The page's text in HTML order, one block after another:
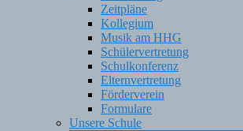
Zeitpläne
Kollegium
Musik am HHG
Schülervertretung
Schulkonferenz
Elternvertretung
Förderverein
Formulare
Unsere Schule